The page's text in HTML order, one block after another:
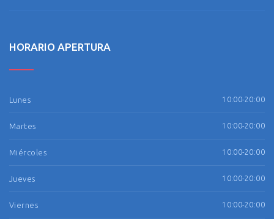
HORARIO APERTURA
Lunes 10:00-20:00
Martes 10:00-20:00
Miércoles 10:00-20:00
Jueves 10:00-20:00
Viernes 10:00-20:00